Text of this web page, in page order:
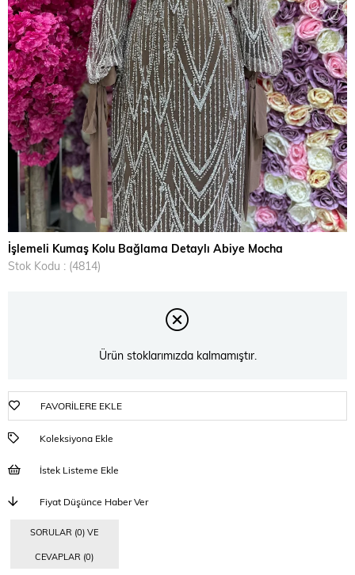
İşlemeli Kumaş Kolu Bağlama Detaylı Abiye Mocha
Stok Kodu
(4814)
Ürün stoklarımızda kalmamıştır.
FAVORILERE EKLE
Koleksiyona Ekle
İstek Listeme Ekle
Fiyat Düşünce Haber Ver
SORULAR (0) VE
CEVAPLAR (0)